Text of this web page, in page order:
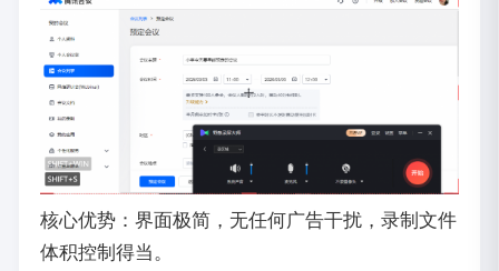
核心优势：界面极简，无任何广告干扰，录制文件
体积控制得当。